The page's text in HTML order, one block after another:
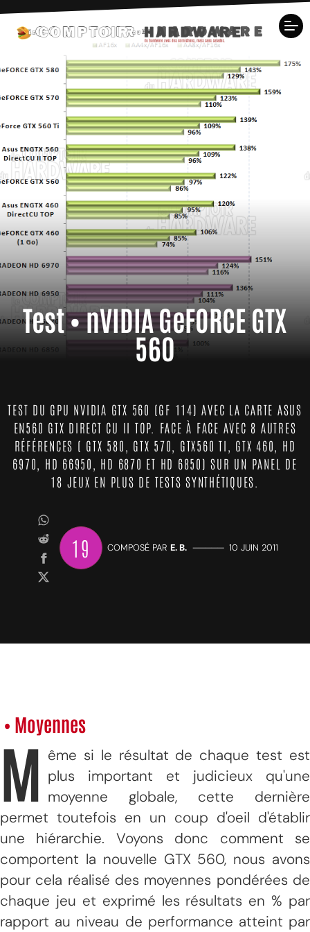
Test • nVIDIA GeFORCE GTX
560
TEST DU GPU NVIDIA GTX 560 (GF 114) AVEC LA CARTE ASUS
EN560 GTX DIRECT CU II TOP. FACE À FACE AVEC 8 AUTRES
RÉFÉRENCES ( GTX 580, GTX 570, GTX560 TI, GTX 460, HD
6970, HD 66950, HD 6870 ET HD 6850) SUR UN PANEL DE
18 JEUX EN PLUS DE TESTS SYNTHÉTIQUES.
19 COMPOSÉ PAR E. B. ————— 10 JUIN 2011
• Moyennes
M ême si le résultat de chaque test est
plus important et judicieux qu'une
moyenne globale, cette dernière
permet toutefois en un coup d'oeil d'établir
une hiérarchie. Voyons donc comment se
comportent la nouvelle GTX 560, nous avons
pour cela réalisé des moyennes pondérées de
chaque jeu et exprimé les résultats en % par
rapport au niveau de performance atteint par